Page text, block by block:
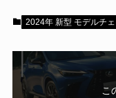
2024年 新型 モデルチ
こ